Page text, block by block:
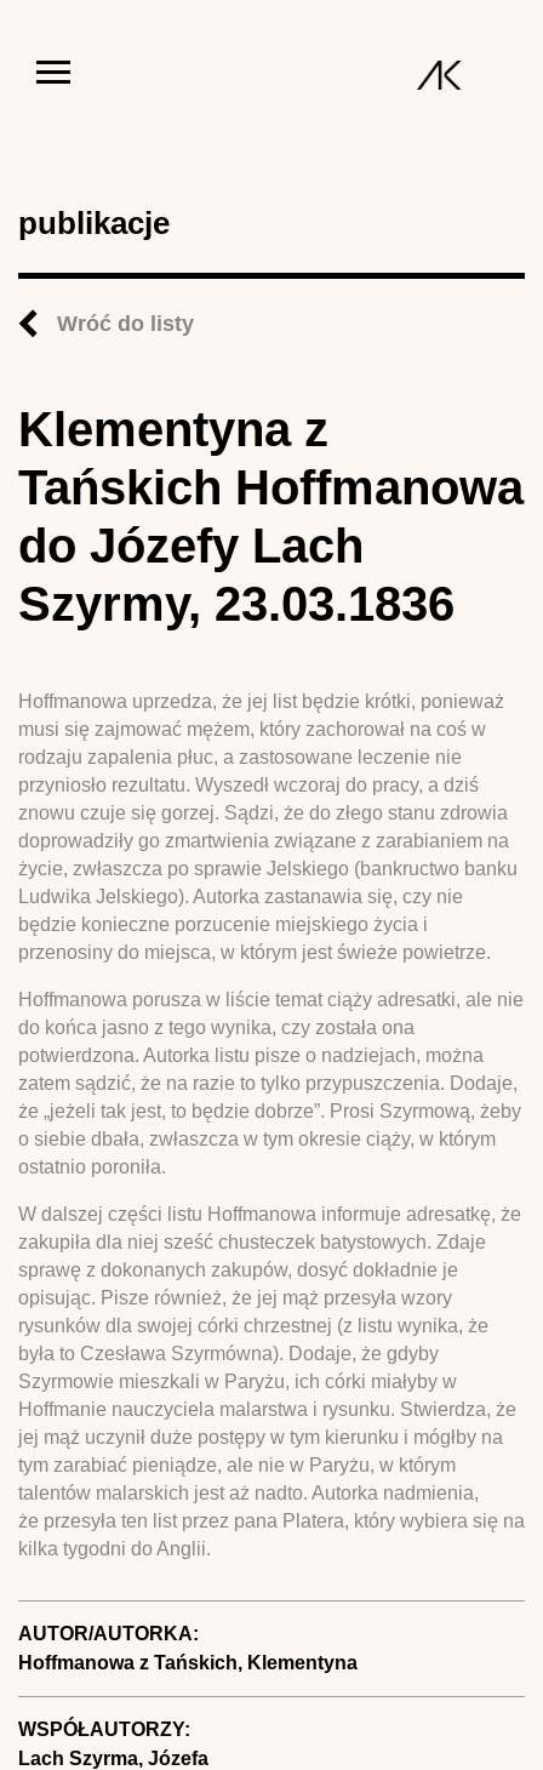
publikacje
Wróć do listy
Klementyna z
Tańskich Hoffmanowa
do Józefy Lach
Szyrmy, 23.03.1836
Hoffmanowa uprzedza, że jej list będzie krótki, ponieważ
musi się zajmować mężem, który zachorował na coś w
rodzaju zapalenia płuc, a zastosowane leczenie nie
przyniosło rezultatu. Wyszedł wczoraj do pracy, a dziś
znowu czuje się gorzej. Sądzi, że do złego stanu zdrowia
doprowadziły go zmartwienia związane z zarabianiem na
życie, zwłaszcza po sprawie Jelskiego (bankructwo banku
Ludwika Jelskiego). Autorka zastanawia się, czy nie
będzie konieczne porzucenie miejskiego życia i
przenosiny do miejsca, w którym jest świeże powietrze.
Hoffmanowa porusza w liście temat ciąży adresatki, ale nie
do końca jasno z tego wynika, czy została ona
potwierdzona. Autorka listu pisze o nadziejach, można
zatem sądzić, że na razie to tylko przypuszczenia. Dodaje,
że „jeżeli tak jest, to będzie dobrze”. Prosi Szyrmową, żeby
o siebie dbała, zwłaszcza w tym okresie ciąży, w którym
ostatnio poroniła.
W dalszej części listu Hoffmanowa informuje adresatkę, że
zakupiła dla niej sześć chusteczek batystowych. Zdaje
sprawę z dokonanych zakupów, dosyć dokładnie je
opisując. Pisze również, że jej mąż przesyła wzory
rysunków dla swojej córki chrzestnej (z listu wynika, że
była to Czesława Szyrmówna). Dodaje, że gdyby
Szyrmowie mieszkali w Paryżu, ich córki miałyby w
Hoffmanie nauczyciela malarstwa i rysunku. Stwierdza, że
jej mąż uczynił duże postępy w tym kierunku i mógłby na
tym zarabiać pieniądze, ale nie w Paryżu, w którym
talentów malarskich jest aż nadto. Autorka nadmienia,
że przesyła ten list przez pana Platera, który wybiera się na
kilka tygodni do Anglii.
AUTOR/AUTORKA:
Hoffmanowa z Tańskich, Klementyna
WSPÓŁAUTORZY:
Lach Szyrma, Józefa